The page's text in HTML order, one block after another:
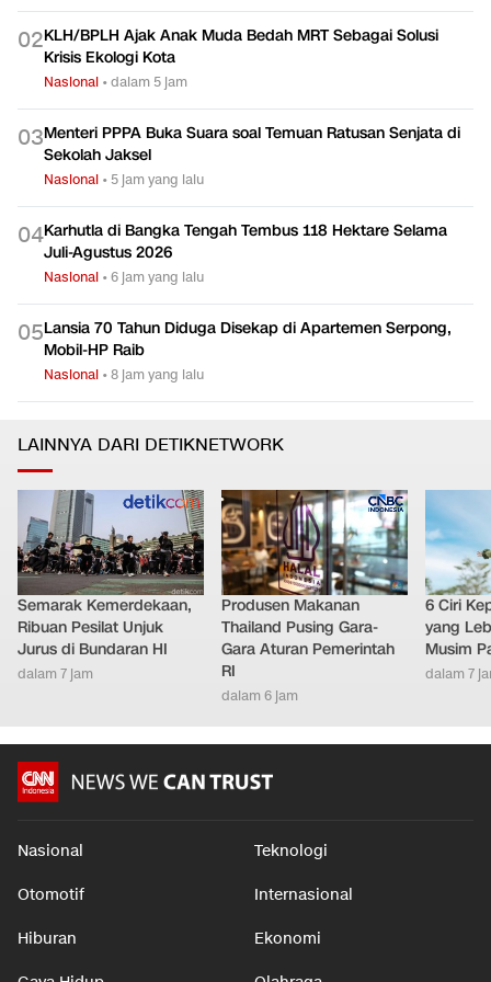
02KLH/BPLH Ajak Anak Muda Bedah MRT Sebagai Solusi
Krisis Ekologi Kota
Nasional •dalam 5 jam
03Menteri PPPA Buka Suara soal Temuan Ratusan Senjata di
Sekolah Jaksel
Nasional • 5 jam yang lalu
04Karhutla di Bangka Tengah Tembus 118 Hektare Selama
Juli-Agustus 2026
Nasional •6 jam yang lalu
05Lansia 70 Tahun Diduga Disekap di Apartemen Serpong,
Mobil-HP Raib
Nasional •8 jam yang lalu
LAINNYA DARI DETIKNETWORK
Semarak Kemerdekaan,
Ribuan Pesilat Unjuk
Jurus di Bundaran HI
dalam 7 jam
Produsen Makanan
Thailand Pusing Gara-
Gara Aturan Pemerintah
RI
dalam 6 jam
6 Ciri
yang
Musim
dalam 7
Nasional Teknologi
Otomotif Internasional
Hiburan Ekonomi